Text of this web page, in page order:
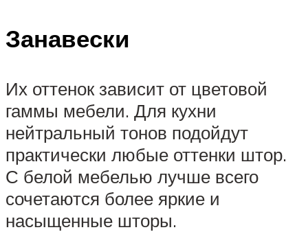
Занавески
Их оттенок зависит от цветовой
гаммы мебели. Для кухни
нейтральный тонов подойдут
практически любые оттенки штор.
С белой мебелью лучше всего
сочетаются более яркие и
насыщенные шторы.